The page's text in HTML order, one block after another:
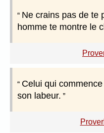
Ne crains pas de te
homme te montre le
Celui qui
son labeur.